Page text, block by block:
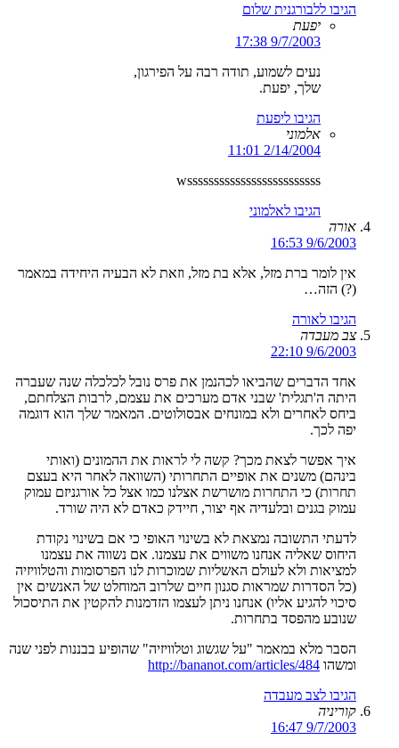
הגיבו ללבורגנית שלום
יפעת
9/7/2003 17:38
נעים לשמוע, תודה רבה על הפירגון,
שלך, יפעת.
הגיבו ליפעת
אלמוני
2/14/2004 11:01
wsssssssssssssssssssssssss
הגיבו לאלמוני
אורה
9/6/2003 16:53
אין לומר ברת מזל, אלא בת מזל, וזאת לא הבעיה היחידה במאמר
(?) הזה…
הגיבו לאורה
צב מעבדה
9/6/2003 22:10
אחד הדברים שהביאו לכהנמן את פרס נובל לכלכלה שנה שעברה
היתה ה'תגלית' שבני אדם מערכים את עצמם, לרבות הצלחתם,
ביחס לאחרים ולא במונחים אבסולוטים. המאמר שלך הוא דוגמה
יפה לכך.
איך אפשר לצאת מכך? קשה לי לראות את ההמונים (ואותי
בינהם) משנים את אופיים התחרותי (השוואה לאחר היא בעצם
תחרות) כי התחרות מושרשת אצלנו כמו אצל כל אורגניזם עמוק
עמוק בגנים ובלעדיה אף יצור, חיידק כאדם לא היה שורד.
לדעתי התשובה נמצאת לא בשינוי האופי כי אם בשינוי נקודת
היחוס שאליה אנחנו משווים את עצמנו. אם נשווה את עצמנו
למציאות ולא לעולם האשליות שמוכרות לנו הפרסומות והטלוויזיה
(כל הסדרות שמראות סגנון חיים שלרוב המוחלט של האנשים אין
סיכוי להגיע אליו) אנחנו ניתן לעצמו הזדמנות להקטין את התיסכול
שנובע מהפסד בתחרות.
הסבר מלא במאמר "על שגשוג וטלוויזיה" שהופיע בבננות לפני שנה
ומשהו http://bananot.com/articles/484
הגיבו לצב מעבדה
קוריניה
9/7/2003 16:47